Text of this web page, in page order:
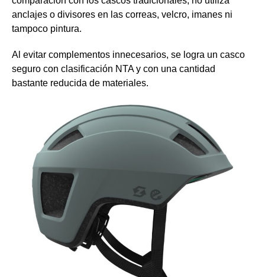
anclajes o divisores en las correas, velcro, imanes ni
tampoco pintura.
Al evitar complementos innecesarios, se logra un casco
seguro con clasificación NTA y con una cantidad
bastante reducida de materiales.